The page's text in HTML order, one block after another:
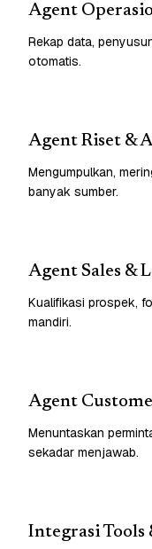
Agent
Rekap data,
otomatis.
Agent Riset &
Mengumpulkan,
banyak sumber.
Agent Sales &
Kualifikasi prospek,
mandiri.
Agent
Menuntaskan
sekadar menjawab.
Integrasi Tools